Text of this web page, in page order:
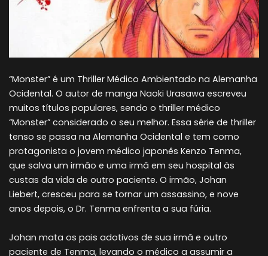
“Monster” é um Thriller Médico Ambientado na Alemanha
Ocidental. O autor de manga Naoki Urasawa escreveu
muitos títulos populares, sendo o thriller médico
“Monster” considerado o seu melhor. Essa série de thriller
tenso se passa na Alemanha Ocidental e tem como
protagonista o jovem médico japonês Kenzo Tenma,
que salva um irmão e uma irmã em seu hospital às
custas da vida de outro paciente. O irmão, Johan
Liebert, cresceu para se tornar um assassino, e nove
anos depois, o Dr. Tenma enfrenta a sua fúria.
Johan mata os pais adotivos de sua irmã e outro
paciente de Tenma, levando o médico a assumir a